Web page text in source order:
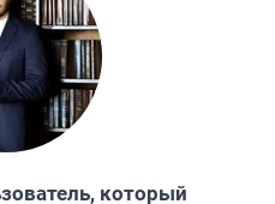
который